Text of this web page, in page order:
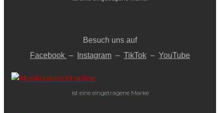
Besuch uns auf
Facebook – Instagram – TikTok – YouTube
ist eine eingetragene Marke